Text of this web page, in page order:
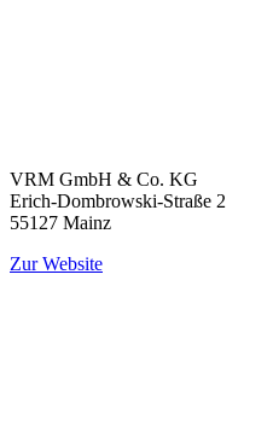
VRM GmbH & Co. KG
Erich-Dombrowski-Straße 2
55127 Mainz
Zur Website